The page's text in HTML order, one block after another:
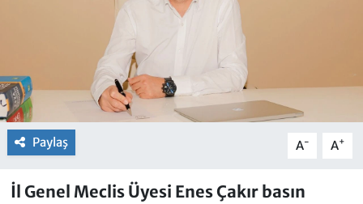
Paylaş A- A+
İl Genel Meclis Üyesi Enes Çakır basın